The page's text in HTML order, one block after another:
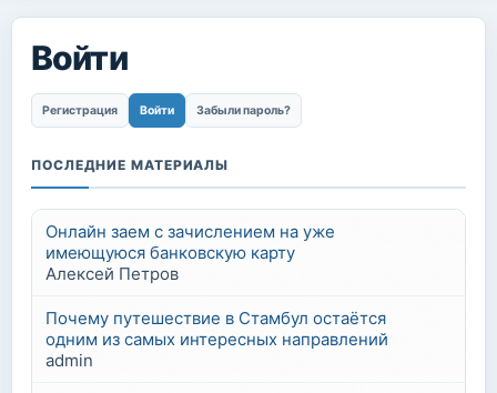
Войти
Главные вкладки
Регистрация Войти
(активная вкладка)
Забыли пароль?
ПОСЛЕДНИЕ МАТЕРИАЛЫ
Онлайн заем с зачислением на уже
имеющуюся банковскую карту
Алексей Петров
Почему путешествие в Стамбул остаётся
одним из самых интересных направлений
admin